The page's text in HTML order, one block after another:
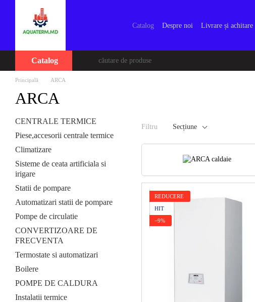
Mergi la conținutul principal
Catalog Despre noi Livrare și achitare
Catalog
Principală ARCA
ARCA
Filtru Seсțiune
REDUCERE
HIT
−9%
CENTRALE TERMICE
Piese,accesorii centrale termice
Climatizare
Sisteme de ceata artificiala si
irigare
Statii de pompare
Automatizari statii de pompare
Pompe de circulatie
CONVERTIZOARE DE
FRECVENTA
Termostate si automatizari
Boilere
POMPE DE CALDURA
Instalatii termice